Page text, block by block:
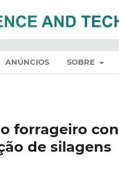
ANÚNCIOS SOBRE
forrageiro
de silagens